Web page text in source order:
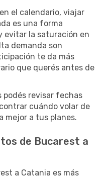
el calendario, viajar
es una forma
evitar la saturación en
demanda son
te da más
que querés antes de
podés revisar fechas
cuándo volar de
mejor a tus planes.
de Bucarest a
a Catania es más